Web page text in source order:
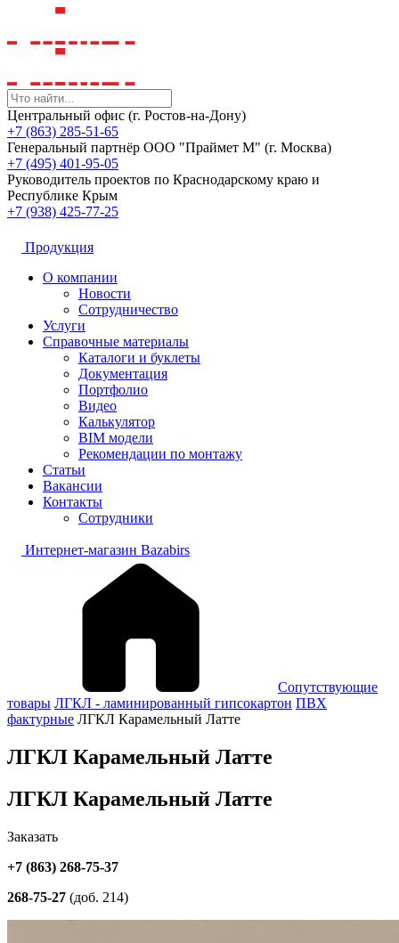
Центральный офис (г. Ростов-на-Дону)
+7 (863) 285-51-65
Генеральный партнёр ООО "Праймет М" (г. Москва)
+7 (495) 401-95-05
Руководитель проектов по Краснодарскому краю и
Республике Крым
+7 (938) 425-77-25
Продукция
О компании
Новости
Сотрудничество
Услуги
Справочные материалы
Каталоги и буклеты
Документация
Портфолио
Видео
Калькулятор
BIM модели
Рекомендации по монтажу
Статьи
Вакансии
Контакты
Сотрудники
Интернет-магазин Bazabirs
Сопутствующие
товары ЛГКЛ - ламинированный гипсокартон ПВХ
фактурные ЛГКЛ Карамельный Латте
ЛГКЛ Карамельный Латте
ЛГКЛ Карамельный Латте
Заказать
+7 (863) 268-75-37
268-75-27 (доб. 214)